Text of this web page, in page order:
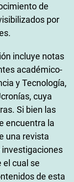
de
por
incluye notas
académico-
y Tecnología,
cuya
Si bien las
encuentra la
una revista
cual se
de esta